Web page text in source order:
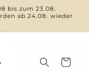
bis zum 23.08.
ab 24.08. wieder
Warenkorb